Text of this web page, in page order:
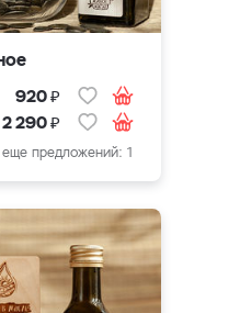
920₽
2 290₽
еще предложений: 1